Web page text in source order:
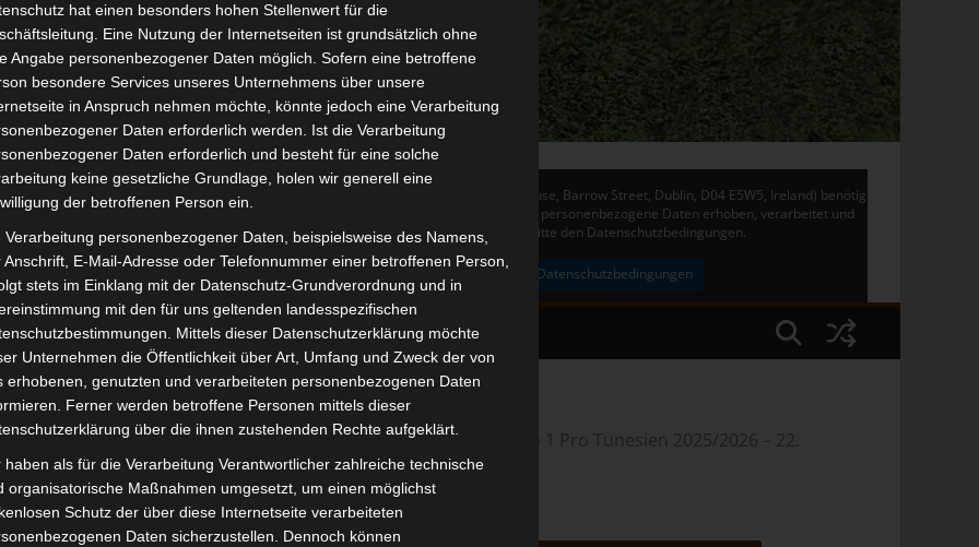
AS Soliman
zu
Für die Nutzung von Google Adsense (Google Ireland Limited, Gordon House, Barrow Street, Dublin, D04 E5W5, Ireland) benötigen
wir laut DSGVO Ihre Zustimmung. Es werden seitens Google Adsense personenbezogene Daten erhoben, verarbeitet und
gespeichert. Welche Daten genau entnehmen Sie bitte den Datenschutzbedingungen.
✓ Erlauben Datenschutzbedingungen
STADIEN IMPRESSUM
»Welt»Afrika» Tunesien»Ligen»Ligue 1»2025/2026
Ligue 1 Pro Tunesien 2025/2026 – 22.
hat einen besonders hohen Stellenwert für die
Eine Nutzung der Internetseiten ist grundsätzlich ohne
Angabe personenbezogener Daten möglich. Sofern eine betroffene
besondere Services unseres Unternehmens über unsere
in Anspruch nehmen möchte, könnte jedoch eine Verarbeitung
Daten erforderlich werden. Ist die Verarbeitung
Daten erforderlich und besteht für eine solche
keine gesetzliche Grundlage, holen wir generell eine
der betroffenen Person ein.
Verarbeitung personenbezogener Daten, beispielsweise des Namens,
Anschrift, E-Mail-Adresse oder Telefonnummer einer betroffenen Person,
stets im Einklang mit der Datenschutz-Grundverordnung und in
mit den für uns geltenden landesspezifischen
Mittels dieser Datenschutzerklärung möchte
Unternehmen die Öffentlichkeit über Art, Umfang und Zweck der von
erhobenen, genutzten und verarbeiteten personenbezogenen Daten
Ferner werden betroffene Personen mittels dieser
über die ihnen zustehenden Rechte aufgeklärt.
haben als für die Verarbeitung Verantwortlicher zahlreiche technische
organisatorische Maßnahmen umgesetzt, um einen möglichst
Schutz der über diese Internetseite verarbeiteten
Daten sicherzustellen. Dennoch können